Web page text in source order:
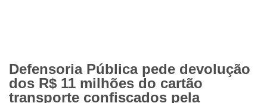
Defensoria Pública pede devolução
dos R$ 11 milhões do cartão
transporte confiscados pela